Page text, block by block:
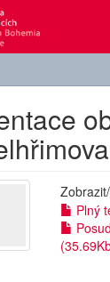
Zobrazit/
Plný